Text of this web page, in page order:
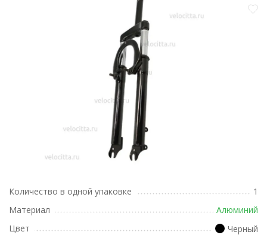
Количество в одной упаковке
1
Материал
Алюминий
Цвет
Черный